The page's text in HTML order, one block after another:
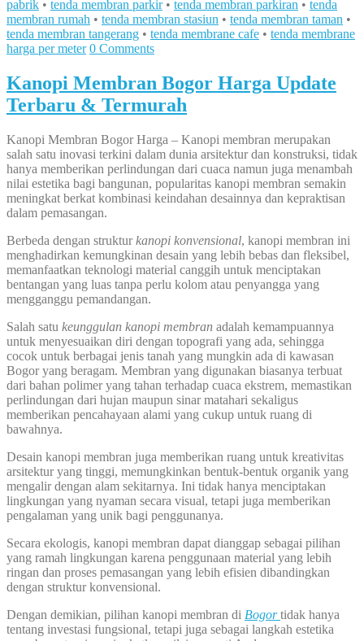
pabrik • tenda membran parkir• tenda membran parkiran • tenda
membran rumah • tenda membran stasiun • tenda membran taman •
tenda membran tangerang • tenda membrane cafe • tenda membrane
harga per meter 0 Comments
Kanopi Membran Bogor Harga Update
Terbaru & Termurah
Kanopi Membran Bogor Harga – Kanopi membran merupakan
salah satu inovasi terkini dalam dunia arsitektur dan konstruksi, tidak
hanya memberikan perlindungan dari cuaca namun juga menambah
nilai estetika bagi bangunan, popularitas kanopi membran semakin
meningkat berkat kombinasi keindahan desainnya dan kepraktisan
dalam pemasangan.
Berbeda dengan strukturkanopi konvensional, kanopi membran ini
menghadirkan kemungkinan desain yang lebih bebas dan fleksibel,
memanfaatkan teknologi material canggih untuk menciptakan
bentangan yang luas tanpa perlu kolom atau penyangga yang
mengganggu pemandangan.
Salah satu keunggulan kanopi membran adalah kemampuannya
untuk menyesuaikan diri dengan topografi yang ada, sehingga
cocok untuk berbagai jenis tanah yang mungkin ada di kawasan
Bogor yang beragam. Membran yang digunakan biasanya terbuat
dari bahan polimer yang tahan terhadap cuaca ekstrem, memastikan
perlindungan dari hujan maupun sinar matahari sekaligus
memberikan pencahayaan alami yang cukup untuk ruang di
bawahnya.
Desain kanopi membran juga memberikan ruang untuk kreativitas
arsitektur yang tinggi, memungkinkan bentuk-bentuk organik yang
mengalir dengan alam sekitarnya. Ini tidak hanya menciptakan
lingkungan yang nyaman secara visual, tetapi juga memberikan
pengalaman yang unik bagi penggunanya.
Secara ekologis, kanopi membran dapat dianggap sebagai pilihan
yang ramah lingkungan karena penggunaan material yang lebih
ringan dan proses pemasangan yang lebih efisien dibandingkan
dengan struktur konvensional.
Dengan demikian, pilihan kanopi membran di Bogor tidak hanya
tentang investasi fungsional, tetapi juga sebagai langkah estetika